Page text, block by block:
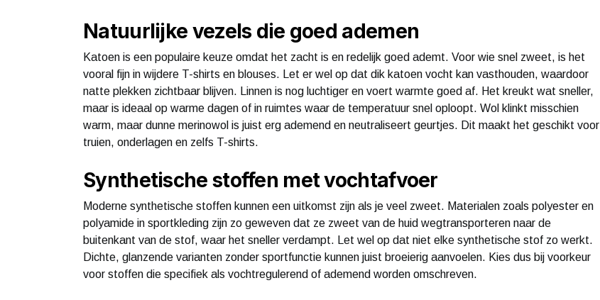
Natuurlijke vezels die goed ademen
Katoen is een populaire keuze omdat het zacht is en redelijk goed ademt. Voor wie snel zweet, is het
vooral fijn in wijdere T-shirts en blouses. Let er wel op dat dik katoen vocht kan vasthouden, waardoor
natte plekken zichtbaar blijven. Linnen is nog luchtiger en voert warmte goed af. Het kreukt wat sneller,
maar is ideaal op warme dagen of in ruimtes waar de temperatuur snel oploopt. Wol klinkt misschien
warm, maar dunne merinowol is juist erg ademend en neutraliseert geurtjes. Dit maakt het geschikt voor
truien, onderlagen en zelfs T-shirts.
Synthetische stoffen met vochtafvoer
Moderne synthetische stoffen kunnen een uitkomst zijn als je veel zweet. Materialen zoals polyester en
polyamide in sportkleding zijn zo geweven dat ze zweet van de huid wegtransporteren naar de
buitenkant van de stof, waar het sneller verdampt. Let wel op dat niet elke synthetische stof zo werkt.
Dichte, glanzende varianten zonder sportfunctie kunnen juist broeierig aanvoelen. Kies dus bij voorkeur
voor stoffen die specifiek als vochtregulerend of ademend worden omschreven.